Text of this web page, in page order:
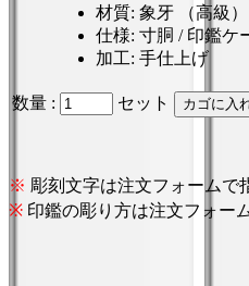
材質: 象牙 （高級）
仕様: 寸胴 / 印鑑ケ
加工: 手仕上げ
数量 : セット
※ 彫刻文字は注文フォームで
※ 印鑑の彫り方は注文フォー